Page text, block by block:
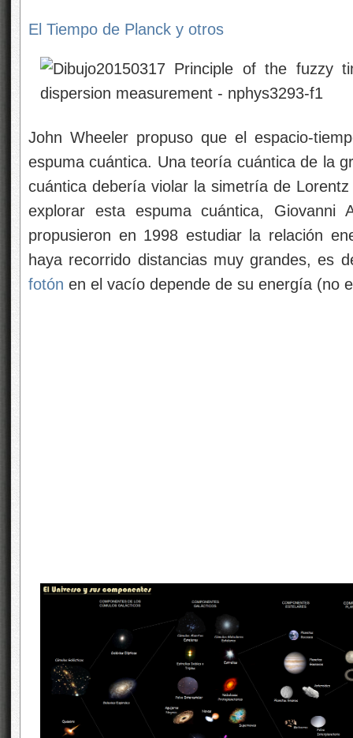
El Tiempo de Planck y otros
John Wheeler propuso que el espacio-
espuma cuántica. Una teoría cuántica de la
cuántica debería violar la simetría de
explorar esta espuma cuántica, Giovanni
propusieron en 1998 estudiar la relación
haya recorrido distancias muy grandes, es
fotón en el vacío depende de su energía (no